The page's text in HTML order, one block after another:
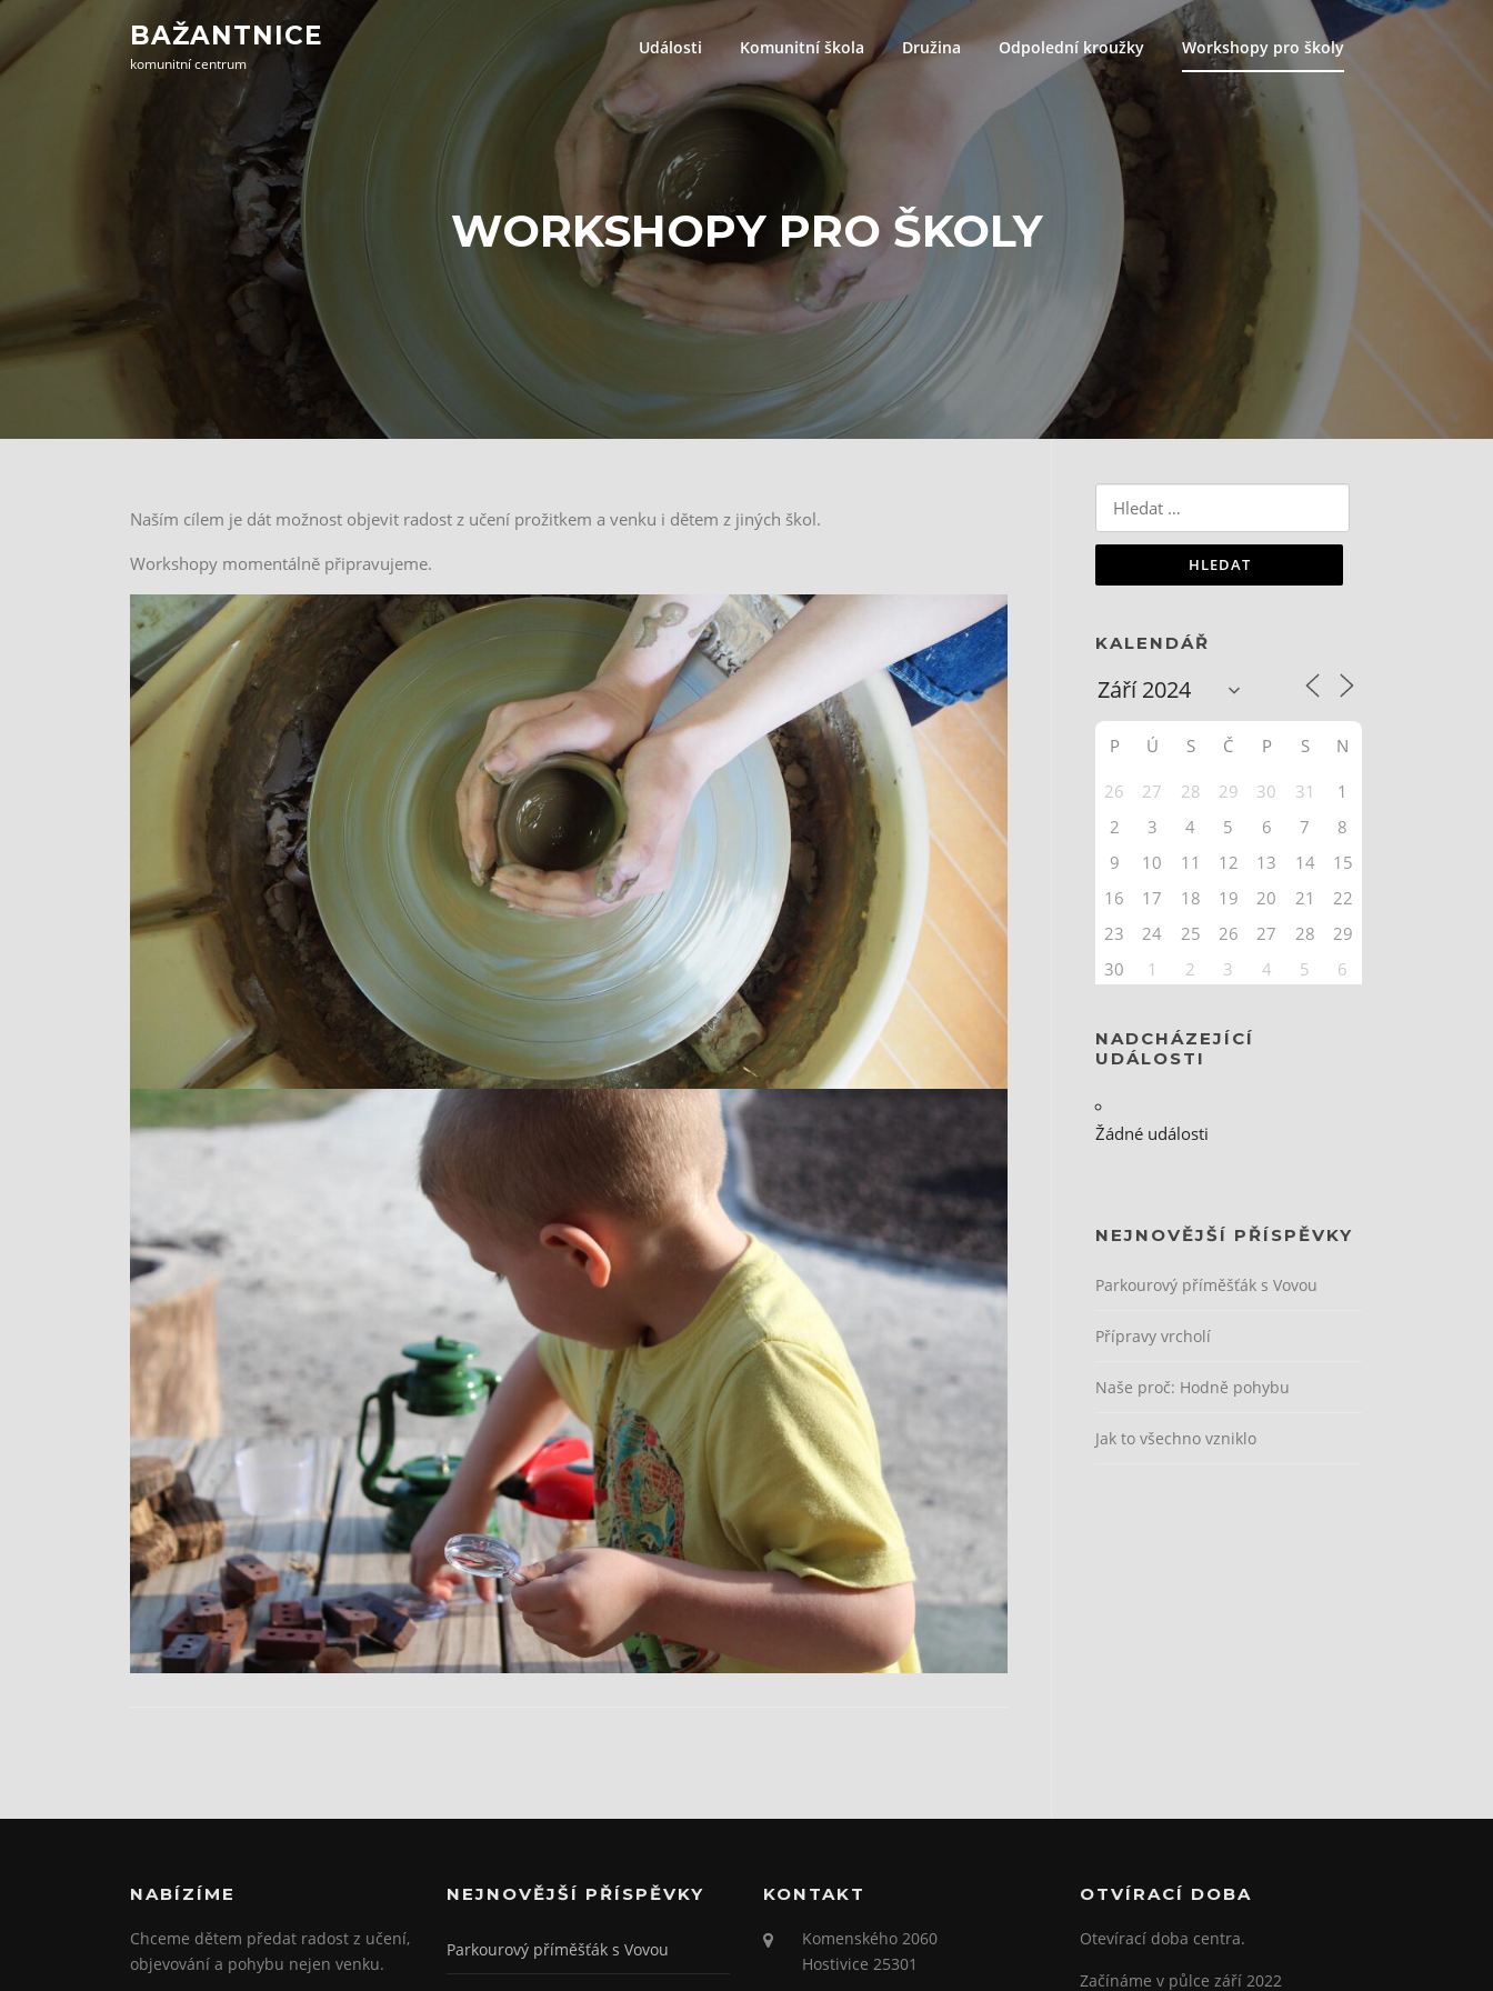
obsah
BAŽANTNICE
komunitní centrum
Události Komunitní škola Družina Odpolední kroužky Workshopy pro školy
WORKSHOPY PRO ŠKOLY
Naším cílem je dát možnost objevit radost z učení prožitkem a venku i dětem z jiných škol.
Workshopy momentálně připravujeme.
Vyhledávání
KALENDÁŘ
P Ú S Č P S N
26 27 28 29 30 31
1
2
3 4 5 6 7
8
9
10 11 12 13 14
15
16
17 18 19 20 21
22
23
24 25 26 27 28
29
30
1 2 3 4 5 6
NADCHÁZEJÍCÍ
UDÁLOSTI
Žádné události
NEJNOVĚJŠÍ PŘÍSPĚVKY
Parkourový příměšťák s Vovou
Přípravy vrcholí
Naše proč: Hodně pohybu
Jak to všechno vzniklo
NABÍZÍME
Chceme dětem předat radost z učení,
objevování a pohybu nejen venku.
NEJNOVĚJŠÍ PŘÍSPĚVKY
Parkourový příměšťák s Vovou
KONTAKT
Komenského 2060
Hostivice 25301
OTVÍRACÍ DOBA
Otevírací doba centra.
Začínáme v půlce září 2022